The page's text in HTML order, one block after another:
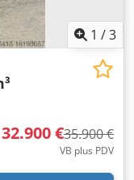
1 /3
32.900 €35.900 €
VB plus PDV